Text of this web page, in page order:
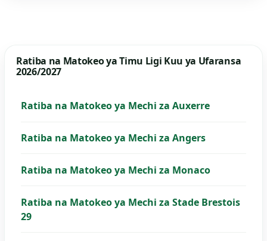
Ratiba na Matokeo ya Timu Ligi Kuu ya Ufaransa
2026/2027
Ratiba na Matokeo ya Mechi za Auxerre
Ratiba na Matokeo ya Mechi za Angers
Ratiba na Matokeo ya Mechi za Monaco
Ratiba na Matokeo ya Mechi za Stade Brestois
29